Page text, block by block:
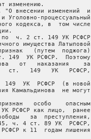
изменению.
"О внесении изменений  и
Уголовно-процессуальный
кодекса, в  том числе
ч. 2 ст. 149 УК РСФСР
имущества Латыповой
(путем  поджога)
149  УК РСФСР.  Поэтому
от   наказания    за
ст.   149   УК   РСФСР,
149  УК  РСФСР  (в новой
Камальдинова  не могут
особо    опасным
РСФСР как лицо,  ранее
за  преступления,
ч. 4 ст. 89 УК  РСФСР,
к 11  годам лишения